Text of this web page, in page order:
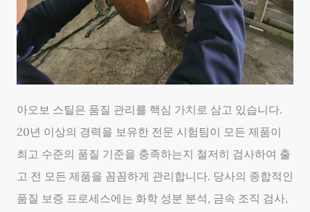
아오보 스틸은 품질 관리를 핵심 가치로 삼고 있습니다.
20년 이상의 경력을 보유한 전문 시험팀이 모든 제품이
최고 수준의 품질 기준을 충족하는지 철저히 검사하여 출
고 전 모든 제품을 꼼꼼하게 관리합니다. 당사의 종합적인
품질 보증 프로세스에는 화학 성분 분석, 금속 조직 검사,